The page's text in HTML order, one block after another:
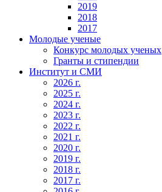
2019
2018
2017
Молодые ученые
Конкурс молодых ученых
Гранты и стипендии
Институт и СМИ
2026 г.
2025 г.
2024 г.
2023 г.
2022 г.
2021 г.
2020 г.
2019 г.
2018 г.
2017 г.